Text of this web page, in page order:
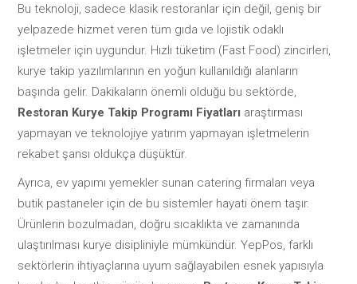
Bu teknoloji, sadece klasik restoranlar için değil, geniş bir
yelpazede hizmet veren tüm gıda ve lojistik odaklı
işletmeler için uygundur. Hızlı tüketim (Fast Food) zincirleri,
kurye takip yazılımlarının en yoğun kullanıldığı alanların
başında gelir. Dakikaların önemli olduğu bu sektörde,
Restoran Kurye Takip Programı Fiyatları araştırması
yapmayan ve teknolojiye yatırım yapmayan işletmelerin
rekabet şansı oldukça düşüktür.
Ayrıca, ev yapımı yemekler sunan catering firmaları veya
butik pastaneler için de bu sistemler hayati önem taşır.
Ürünlerin bozulmadan, doğru sıcaklıkta ve zamanında
ulaştırılması kurye disipliniyle mümkündür. YepPos, farklı
sektörlerin ihtiyaçlarına uyum sağlayabilen esnek yapısıyla